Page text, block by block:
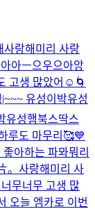
사랑해 미리 사랑
아ㅡ으우으아앙
고생 많았어☺️ 🌀
유성이 박유성
유성햄북스딱스
루도 마무리🥰💙
아하는 파뫄뭐리
。 사랑해 미리 사
무너무 고생 많
오늘 엠카로 이번